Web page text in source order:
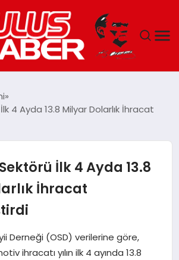
4 Ayda 13.8 Milyar Dolarlık İhracat
İlk 4 Ayda 13.8
İhracat
Derneği (OSD) verilerine göre,
ihracatı yılın ilk 4 ayında 13.8